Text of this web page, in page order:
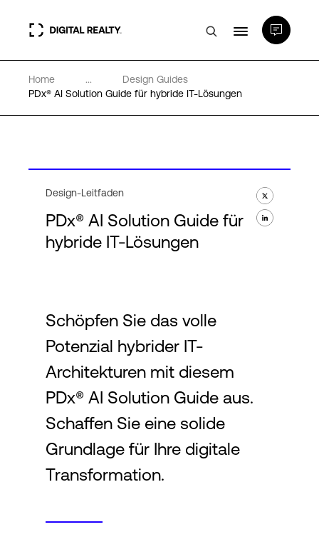
Rechenzentren
Wissenswertes
Language
Login
Home ...
Design Guides
PDx® AI Solution Guide für hybride IT-Lösungen
Design-Leitfaden
PDx® AI Solution Guide für
hybride IT-Lösungen
Schöpfen Sie das volle
Potenzial hybrider IT-
Architekturen mit diesem
PDx® AI Solution Guide aus.
Schaffen Sie eine solide
Grundlage für Ihre digitale
Transformation.